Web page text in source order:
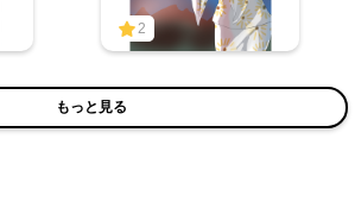
2
もっと見る